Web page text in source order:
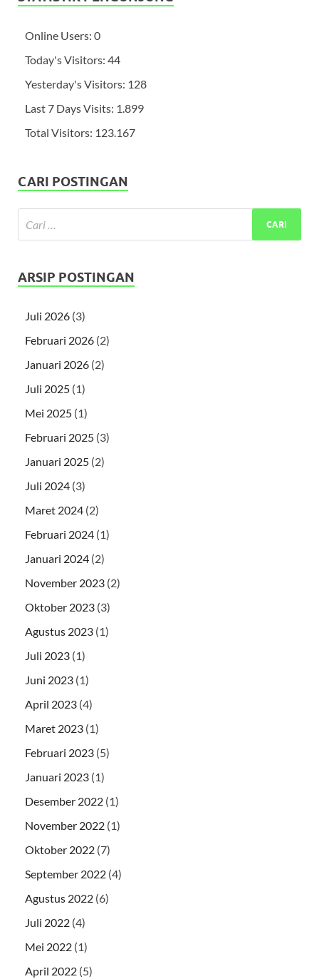
Online Users: 0
Today's Visitors: 44
Yesterday's Visitors: 128
Last 7 Days Visits: 1.899
Total Visitors: 123.167
CARI POSTINGAN
ARSIP POSTINGAN
Juli 2026 (3)
Februari 2026 (2)
Januari 2026 (2)
Juli 2025 (1)
Mei 2025 (1)
Februari 2025 (3)
Januari 2025 (2)
Juli 2024 (3)
Maret 2024 (2)
Februari 2024 (1)
Januari 2024 (2)
November 2023 (2)
Oktober 2023 (3)
Agustus 2023 (1)
Juli 2023 (1)
Juni 2023 (1)
April 2023 (4)
Maret 2023 (1)
Februari 2023 (5)
Januari 2023 (1)
Desember 2022 (1)
November 2022 (1)
Oktober 2022 (7)
September 2022 (4)
Agustus 2022 (6)
Juli 2022 (4)
Mei 2022 (1)
April 2022 (5)